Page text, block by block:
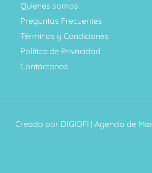
Quienes somos
Preguntas Frecuentes
Términos y Condiciones
Política de Privacidad
Contáctanos
Creado por DIGIOFI | Agencia de